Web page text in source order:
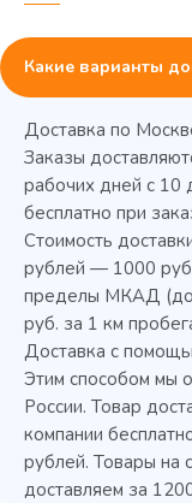
Какие варианты
Доставка по
Заказы
рабочих дней с 10
бесплатно при
Стоимость
рублей — 1000
пределы МКАД (до
руб. за 1 км
Доставка с
Этим способом мы
России. Товар
компании
рублей. Товары на
доставляем за